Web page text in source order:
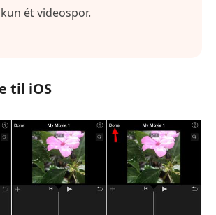
ét videospor.
til iOS